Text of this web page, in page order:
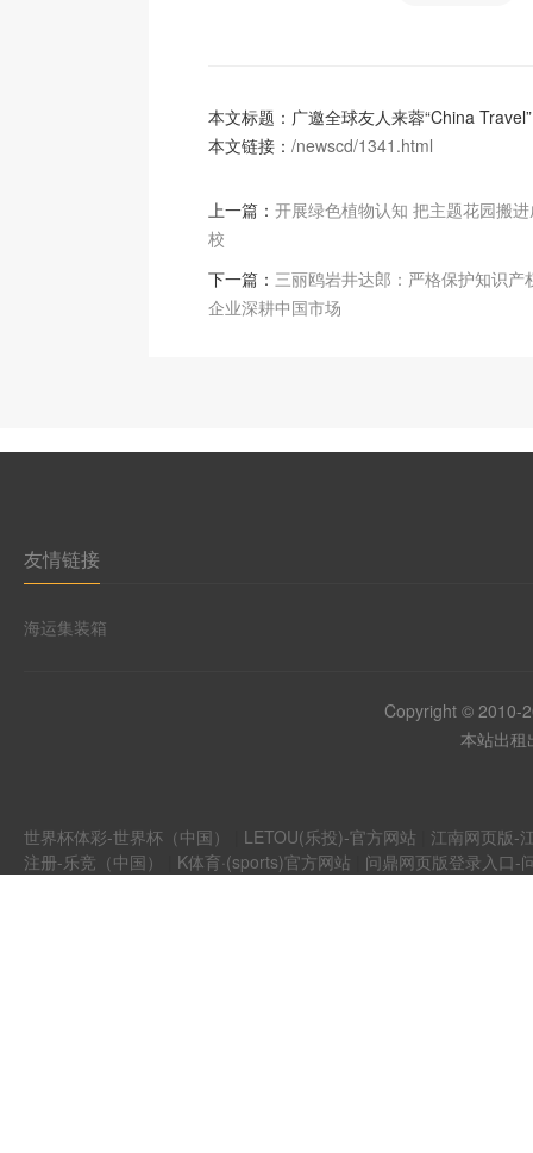
本文标题：广邀全球友人来蓉“China Travel”
本文链接： /newscd/1341.html
上一篇： 开展绿色植物认知 把主题花园搬
校
下一篇： 三丽鸥岩井达郎：严格保护知识产
企业深耕中国市场
友情链接
海运集装箱
Copyright © 2010-
本站出
世界杯体彩-世界杯（中国） LETOU(乐投)-官方网站
江南网页版-
注册-乐竞（中国）
K体育·(sports)官方网站 问鼎网页版登录入口-